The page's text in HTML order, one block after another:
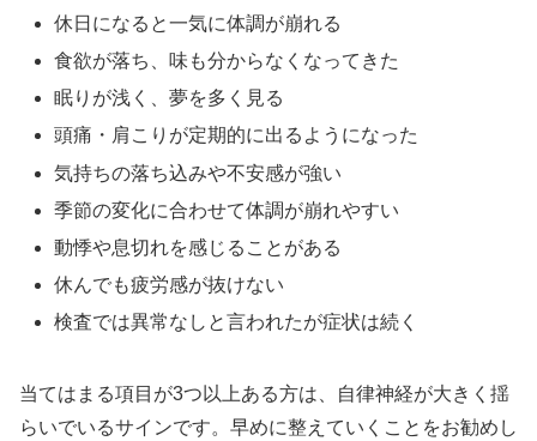
休日になると一気に体調が崩れる
食欲が落ち、味も分からなくなってきた
眠りが浅く、夢を多く見る
頭痛・肩こりが定期的に出るようになった
気持ちの落ち込みや不安感が強い
季節の変化に合わせて体調が崩れやすい
動悸や息切れを感じることがある
休んでも疲労感が抜けない
検査では異常なしと言われたが症状は続く
当てはまる項目が3つ以上ある方は、自律神経が大きく揺
らいでいるサインです。早めに整えていくことをお勧めし